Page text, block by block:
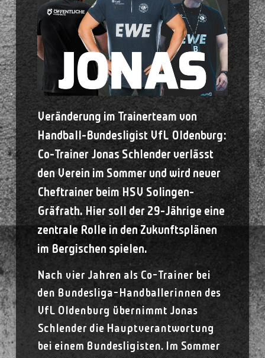
Veränderung im Trainerteam von
Handball-Bundesligist VfL Oldenburg:
Co-Trainer Jonas Schlender verlässt
den Verein im Sommer und wird neuer
Cheftrainer beim HSV Solingen-
Gräfrath. Hier soll der 29-Jährige eine
zentrale Rolle in den Zukunftsplänen
im Bergischen spielen.
Nach vier Jahren als Co-Trainer bei
den Bundesliga-Handballerinnen des
VfL Oldenburg übernimmt Jonas
Schlender die Hauptverantwortung
bei einem Bundesligisten. Im Sommer